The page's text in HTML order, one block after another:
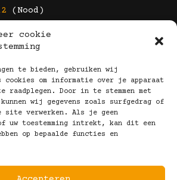
cookie
te bieden, gebruiken wij
cookies om informatie over je apparaat
Door in te stemmen met
wij gegevens zoals surfgedrag of
site verwerken. Als je geen
uw toestemming intrekt, kan dit een
op bepaalde functies en
(Nood)